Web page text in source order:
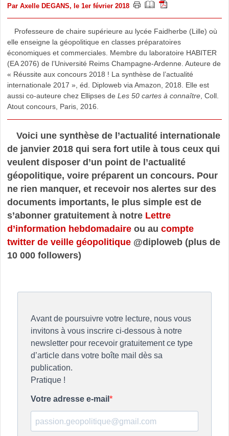
Par Axelle DEGANS, le 1er février 2018
Professeure de chaire supérieure au lycée Faidherbe (Lille) où
elle enseigne la géopolitique en classes préparatoires
économiques et commerciales. Membre du laboratoire HABITER
(EA 2076) de l’Université Reims Champagne-Ardenne. Auteure de
« Réussite aux concours 2018 ! La synthèse de l’actualité
internationale 2017 », éd. Diploweb via Amazon, 2018. Elle est
aussi co-auteure chez Ellipses de Les 50 cartes à connaître, Coll.
Atout concours, Paris, 2016.
Voici une synthèse de l’actualité internationale
de janvier 2018 qui sera fort utile à tous ceux qui
veulent disposer d’un point de l’actualité
géopolitique, voire préparent un concours. Pour
ne rien manquer, et recevoir nos alertes sur des
documents importants, le plus simple est de
s’abonner gratuitement à notre Lettre
d’information hebdomadaireou au compte
twitter de veille géopolitique@diploweb (plus de
10 000 followers)